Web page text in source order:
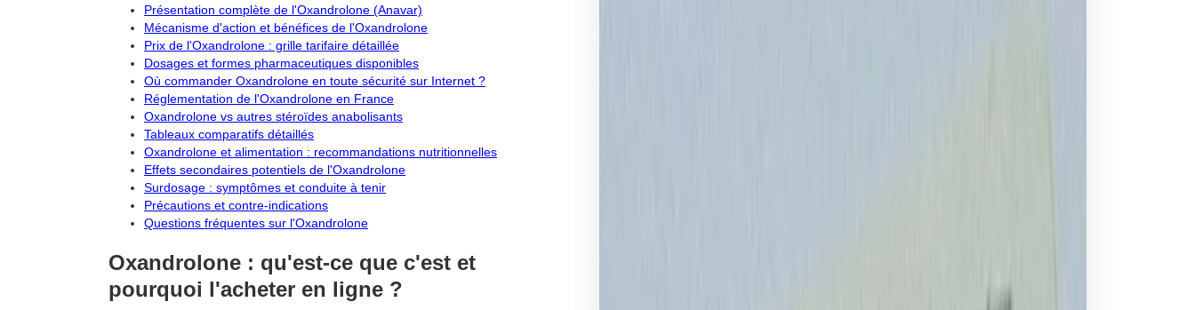
Présentation complète de l'Oxandrolone (Anavar)
Mécanisme d'action et bénéfices de l'Oxandrolone
Prix de l'Oxandrolone : grille tarifaire détaillée
Dosages et formes pharmaceutiques disponibles
Où commander Oxandrolone en toute sécurité sur Internet ?
Réglementation de l'Oxandrolone en France
Oxandrolone vs autres stéroïdes anabolisants
Tableaux comparatifs détaillés
Oxandrolone et alimentation : recommandations nutritionnelles
Effets secondaires potentiels de l'Oxandrolone
Surdosage : symptômes et conduite à tenir
Précautions et contre-indications
Questions fréquentes sur l'Oxandrolone
Oxandrolone : qu'est-ce que c'est et
pourquoi l'acheter en ligne ?